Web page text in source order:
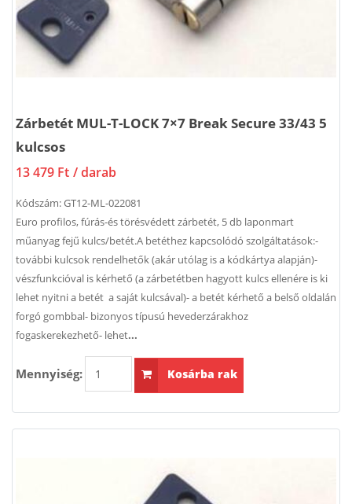
Zárbetét MUL-T-LOCK 7×7 Break Secure 33/43 5
kulcsos
13 479 Ft / darab
Kódszám:GT12-ML-022081
Euro profilos, fúrás-és törésvédett zárbetét, 5 db laponmart
műanyag fejű kulcs/betét.A betéthez kapcsolódó szolgáltatások:-
további kulcsok rendelhetők (akár utólag is a kódkártya alapján)-
vészfunkcióval is kérhető (a zárbetétben hagyott kulcs ellenére is ki
lehet nyitni a betét a saját kulcsával)- a betét kérhető a belső oldalán
forgó gombbal- bizonyos típusú hevederzárakhoz
fogaskerekezhető- lehet...
Mennyiség: Kosárba rak